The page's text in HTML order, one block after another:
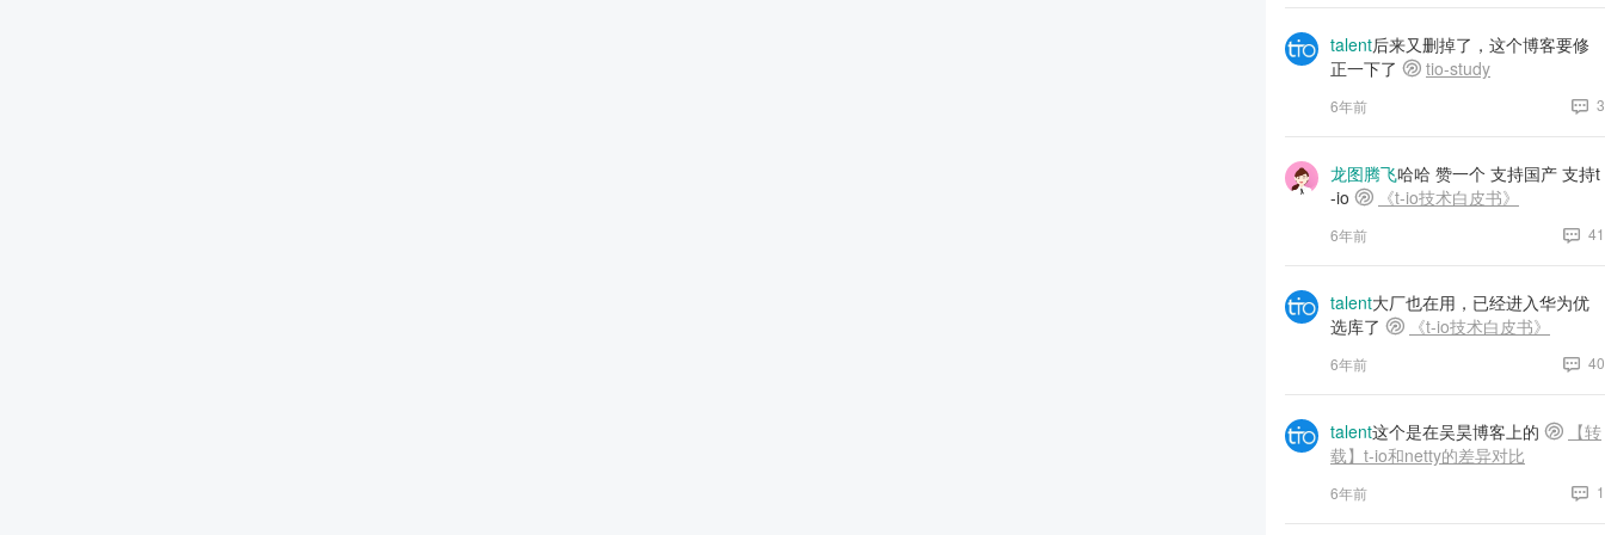
talent后来又删掉了，这个博客要修
正一下了
tio-study
6年前 3
龙图腾飞哈哈 赞一个 支持国产 支持t
-io
《t-io技术白皮书》
6年前 41
talent大厂也在用，已经进入华为优
选库了
《t-io技术白皮书》
6年前 40
talent这个是在吴昊博客上的
【转
载】t-io和netty的差异对比
6年前 1